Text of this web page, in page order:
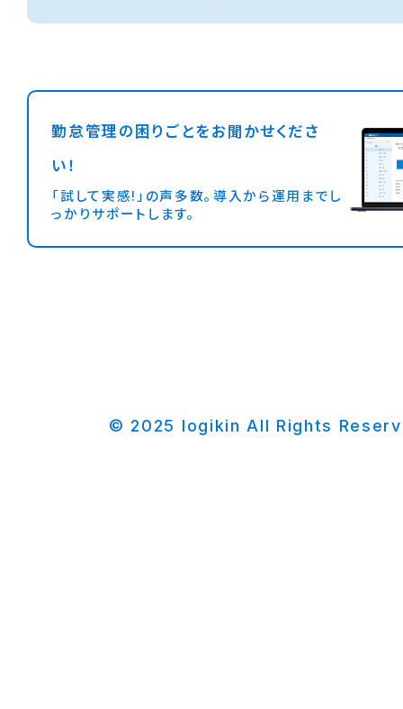
勤怠管理の困りごとをお聞かせくださ
い！
「試して実感!」の声多数。導入から運用までし
っかりサポートします。
© 2025 logikin All Rights